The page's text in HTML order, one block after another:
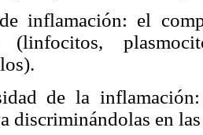
inflamación: el
(linfocitos,
de la
discriminándolas en